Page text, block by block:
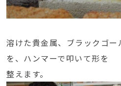
溶けた貴金属、ブラックゴー
を、ハンマーで叩いて形を
整えます。